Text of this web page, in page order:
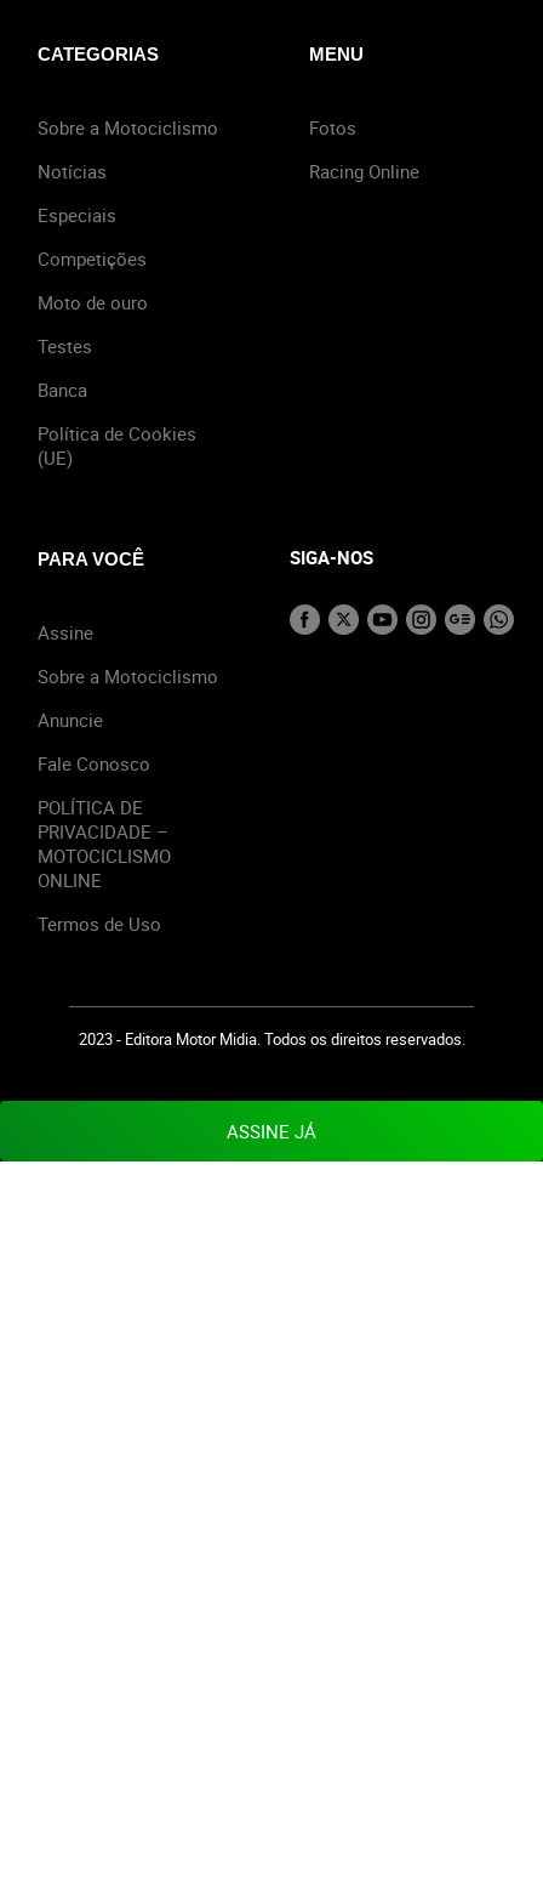
CATEGORIAS
Sobre a Motociclismo
Notícias
Especiais
Competições
Moto de ouro
Testes
Banca
Política de Cookies
(UE)
MENU
Fotos
Racing Online
PARA VOCÊ
Assine
Sobre a Motociclismo
Anuncie
Fale Conosco
POLÍTICA DE
PRIVACIDADE –
MOTOCICLISMO
ONLINE
Termos de Uso
SIGA-NOS
2023 - Editora Motor Midia. Todos os direitos reservados.
ASSINE JÁ